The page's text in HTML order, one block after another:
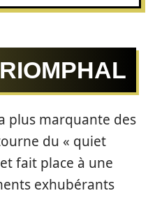
plus marquante des
du « quiet
fait place à une
exhubérants